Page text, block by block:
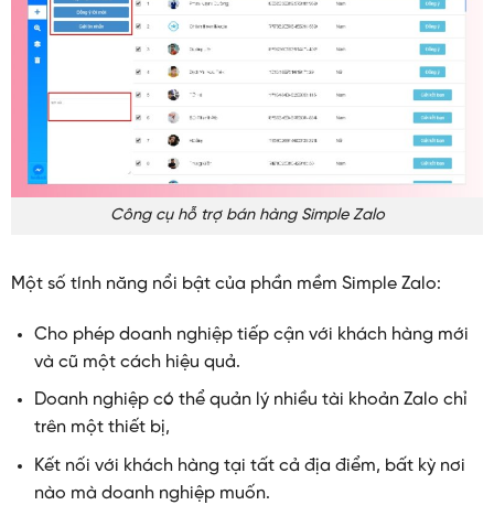
Công cụ hỗ trợ bán hàng Simple Zalo
Một số tính năng nổi bật của phần mềm Simple Zalo:
Cho phép doanh nghiệp tiếp cận với khách hàng mới
và cũ một cách hiệu quả.
Doanh nghiệp có thể quản lý nhiều tài khoản Zalo chỉ
trên một thiết bị,
Kết nối với khách hàng tại tất cả địa điểm, bất kỳ nơi
nào mà doanh nghiệp muốn.